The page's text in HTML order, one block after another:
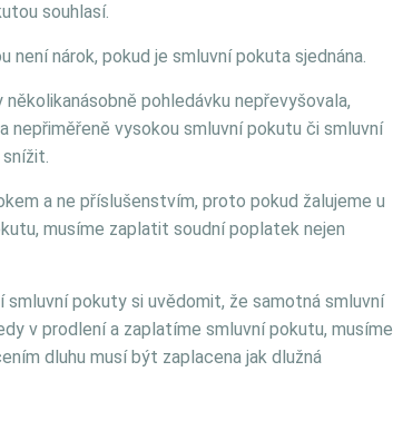
souhlasí.
není nárok, pokud je smluvní pokuta sjednána.
pohledávku nepřevyšovala,
vysokou smluvní pokutu či smluvní
a ne příslušenstvím, proto pokud žalujeme u
musíme zaplatit soudní poplatek nejen
smluvní pokuty si uvědomit, že samotná smluvní
v prodlení a zaplatíme smluvní pokutu, musíme
dluhu musí být zaplacena jak dlužná